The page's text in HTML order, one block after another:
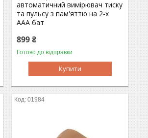
автоматичний вимірювач тиску
та пульсу з пам'яттю на 2-х
ААА бат
899 ₴
Готово до відправки
Купити
01984